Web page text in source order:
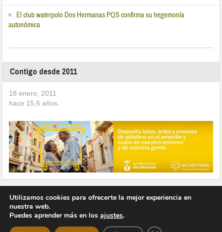
El club waterpolo Dos Hermanas PQS confirma su hegemonía
autonómica
Contigo desde 2011
18 enero, 2011
hace 15,6 años.
Copyright © 2026 Vivir en Montequinto Periódico Digital
Utilizamos cookies para ofrecerte la mejor experiencia en
nuestra web.
Puedes aprender más en los ajustes.